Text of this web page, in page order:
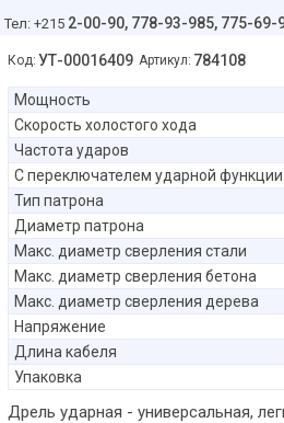
Тел: +215 2-00-90, 778-93-985, 775-69-
Код: УТ-00016409 Артикул: 784108
Мощность
Скорость холостого хода
Частота ударов
С переключателем ударной функции
Тип патрона
Диаметр патрона
Макс. диаметр сверления стали
Макс. диаметр сверления бетона
Макс. диаметр сверления дерева
Напряжение
Длина кабеля
Упаковка
Дрель ударная - универсальная,